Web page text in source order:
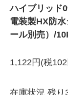
ハイブリッド
電装製HX防
ール別売）/
1,122円(税
在庫状況 残り